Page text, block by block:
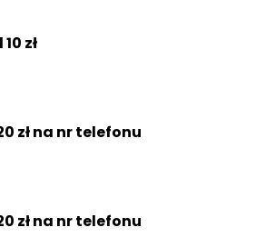
zł
zł na nr telefonu
zł na nr telefonu